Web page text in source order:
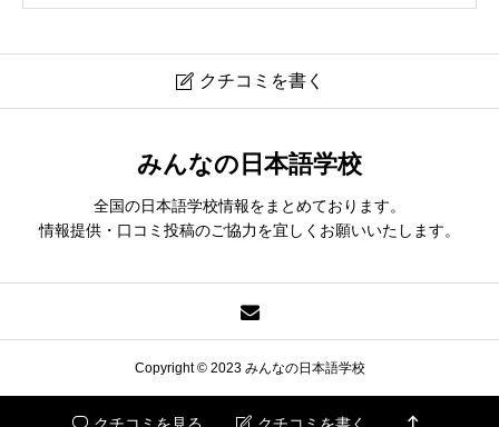
 クチコミを書く
Ryuugakusei Kaikan Soto Language School
現在クチコミは投稿できません。
みんなの日本語学校
全国の日本語学校情報をまとめております。
情報提供・口コミ投稿のご協力を宜しくお願いいたします。
Copyright © 2023 みんなの日本語学校
 